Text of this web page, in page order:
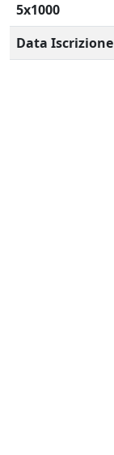
5x1000
Data Iscrizione